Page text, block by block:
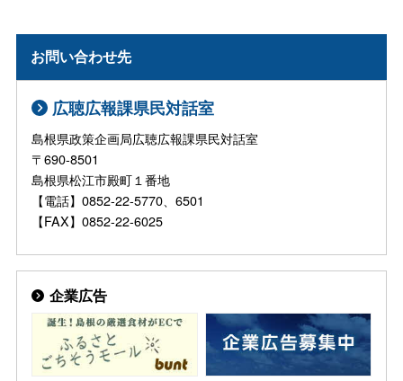
お問い合わせ先
広聴広報課県民対話室
島根県政策企画局広聴広報課県民対話室
〒690-8501
島根県松江市殿町１番地
【電話】0852-22-5770、6501
【FAX】0852-22-6025
企業広告